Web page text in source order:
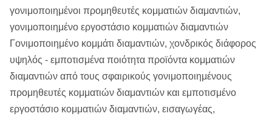
γονιμοποιημένοι προμηθευτές κομματιών διαμαντιών,
γονιμοποιημένο εργοστάσιο κομματιών διαμαντιών
Γονιμοποιημένο κομμάτι διαμαντιών, χονδρικός διάφορος
υψηλός - εμποτισμένα ποιότητα προϊόντα κομματιών
διαμαντιών από τους σφαιρικούς γονιμοποιημένους
προμηθευτές κομματιών διαμαντιών και εμποτισμένο
εργοστάσιο κομματιών διαμαντιών, εισαγωγέας,